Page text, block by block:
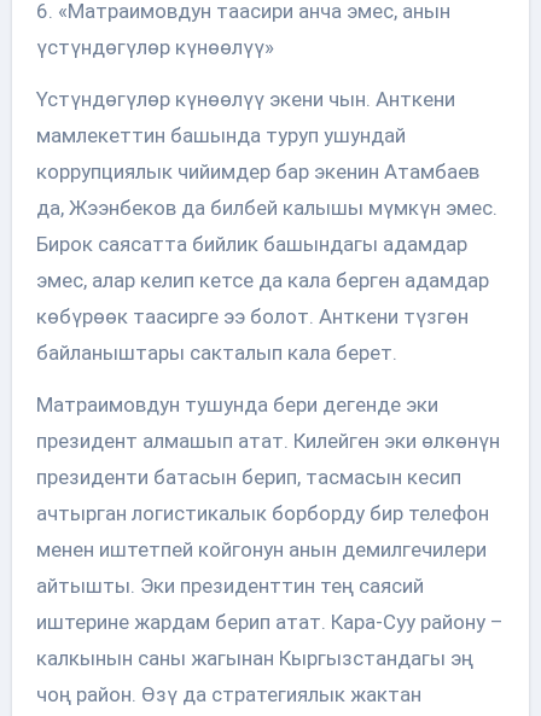
6. «Матраимовдун таасири анча эмес, анын
үстүндөгүлөр күнөөлүү»
Үстүндөгүлөр күнөөлүү экени чын. Анткени
мамлекеттин башында туруп ушундай
коррупциялык чийимдер бар экенин Атамбаев
да, Жээнбеков да билбей калышы мүмкүн эмес.
Бирок саясатта бийлик башындагы адамдар
эмес, алар келип кетсе да кала берген адамдар
көбүрөөк таасирге ээ болот. Анткени түзгөн
байланыштары сакталып кала берет.
Матраимовдун тушунда бери дегенде эки
президент алмашып атат. Килейген эки өлкөнүн
президенти батасын берип, тасмасын кесип
ачтырган логистикалык борборду бир телефон
менен иштетпей койгонун анын демилгечилери
айтышты. Эки президенттин тең саясий
иштерине жардам берип атат. Кара-Суу району –
калкынын саны жагынан Кыргызстандагы эң
чоң район. Өзү да стратегиялык жактан